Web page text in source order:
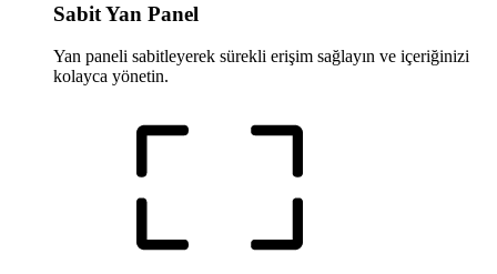
Sabit Yan Panel
Yan paneli sabitleyerek sürekli erişim sağlayın ve içeriğinizi
kolayca yönetin.